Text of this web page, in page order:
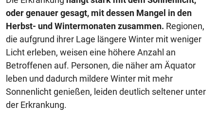
oder genauer gesagt, mit dessen Mangel in den
Herbst- und Wintermonaten zusammen. Regionen,
die aufgrund ihrer Lage längere Winter mit weniger
Licht erleben, weisen eine höhere Anzahl an
Betroffenen auf. Personen, die näher am Äquator
leben und dadurch mildere Winter mit mehr
Sonnenlicht genießen, leiden deutlich seltener unter
der Erkrankung.